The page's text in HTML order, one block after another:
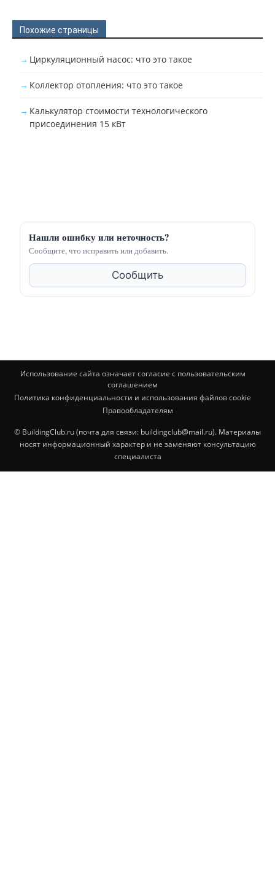
Похожие страницы
Циркуляционный насос: что это такое
Коллектор отопления: что это такое
Калькулятор стоимости технологического
присоединения 15 кВт
Нашли ошибку или неточность?
Сообщите, что исправить или добавить.
Сообщить
Использование сайта означает согласие с пользовательским
соглашением
Политика конфиденциальности и использования файлов cookie
Правообладателям
© BuildingClub.ru (почта для связи: buildingclub@mail.ru). Материалы
носят информационный характер и не заменяют консультацию
специалиста